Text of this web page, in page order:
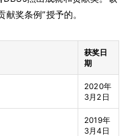
奖条例”授予的。
获奖日
期
2020年
3月2日
2019年
3月4日